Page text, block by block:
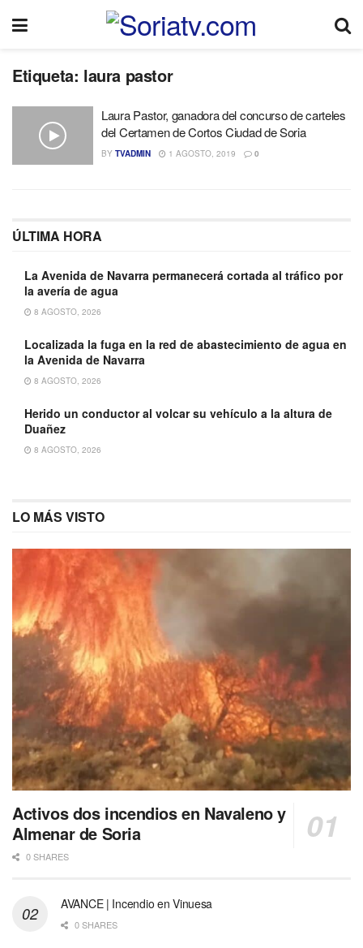
Etiqueta: laura pastor
Laura Pastor, ganadora del concurso de carteles
del Certamen de Cortos Ciudad de Soria
BY TVADMIN 1 AGOSTO, 2019 0
ÚLTIMA HORA
La Avenida de Navarra permanecerá cortada al tráfico por
la avería de agua
8 AGOSTO, 2026
Localizada la fuga en la red de abastecimiento de agua en
la Avenida de Navarra
8 AGOSTO, 2026
Herido un conductor al volcar su vehículo a la altura de
Duañez
8 AGOSTO, 2026
LO MÁS VISTO
Activos dos incendios en Navaleno y
Almenar de Soria
0 SHARES
AVANCE | Incendio en Vinuesa
0 SHARES